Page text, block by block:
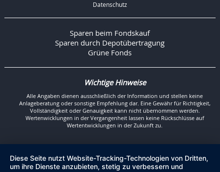
Datenschutz
Sparen beim Fondskauf
Sparen durch Depotübertragung
Grüne Fonds
Wichtige Hinweise
Alle Angaben dienen ausschließlich der Information und stellen keine
Anlageberatung oder sonstige Empfehlung dar. Eine Gewähr für Richtigkeit,
Vollständigkeit oder Genauigkeit kann nicht übernommen werden.
Wertenwicklungen in der Vergangenheit lassen keine Rückschlüsse auf
Wertentwicklungen in der Zukunft zu.
Diese Seite nutzt Website-Tracking-Technologien von Dritten,
um ihre Dienste anzubieten, stetig zu verbessern und